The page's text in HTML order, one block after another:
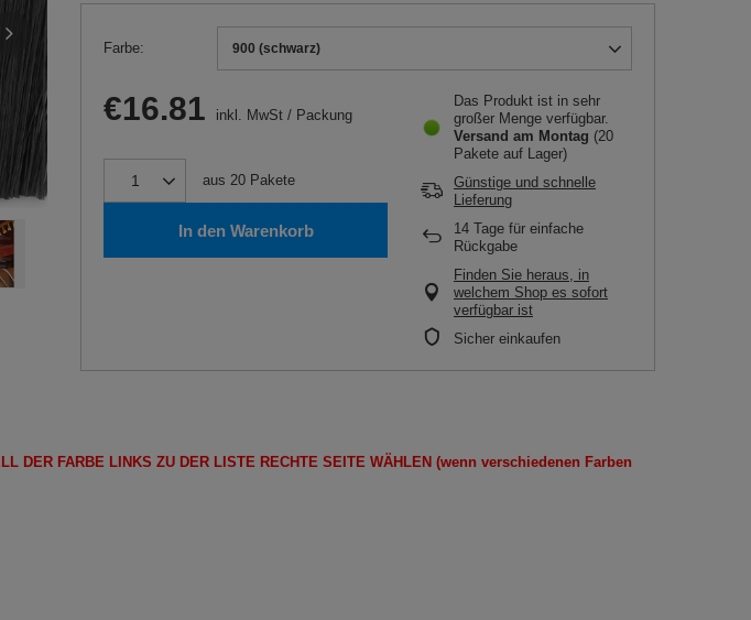
Farbe 900 (schwarz)
€16.81 inkl. MwSt / Packung
aus 20 Pakete
In den Warenkorb
Das Produkt ist in sehr
großer Menge verfügbar
Versand am Montag (20
Pakete auf Lager)
Günstige und schnelle
Lieferung
14 Tage für einfache
Rückgabe
Finden Sie heraus, in
welchem Shop es sofort
verfügbar ist
Sicher einkaufen
DER FARBE LINKS ZU DER LISTE RECHTE SEITE WÄHLEN (wenn verschiedenen Farben